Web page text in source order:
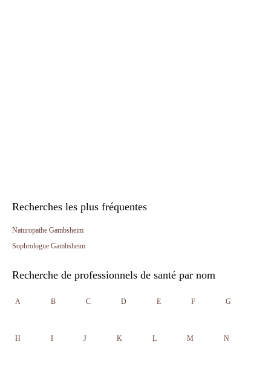
Recherches les plus fréquentes
Naturopathe Gambsheim
Sophrologue Gambsheim
Recherche de professionnels de santé par nom
A B C D E F G
H I J K L M N